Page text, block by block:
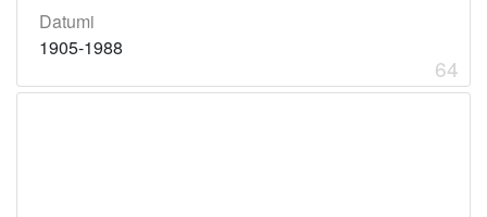
Datumi
1905-1988
64